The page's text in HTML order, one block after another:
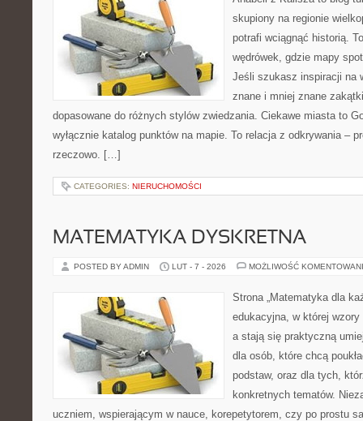
skupiony na regionie
potrafi wciągnąć historią.
wędrówek, gdzie mapy
Jeśli szukasz inspiracji na
znane i mniej znane
dopasowane do różnych stylów zwiedzania. Ciekawe miasta to
wyłącznie katalog punktów na mapie. To relacja z odkrywania –
rzeczowo. […]
CATEGORIES: NIERUCHOMOŚCI
MATEMATYKA DYSKRETNA
POSTED BY ADMIN LUT - 7 - 2026 MOŻLIWOŚĆ
Strona „Matematyka dla
edukacyjna, w której
a stają się praktyczną
dla osób, które chcą
podstaw, oraz dla tych,
konkretnych tematów.
uczniem, wspierającym w nauce, korepetytorem, czy po prostu